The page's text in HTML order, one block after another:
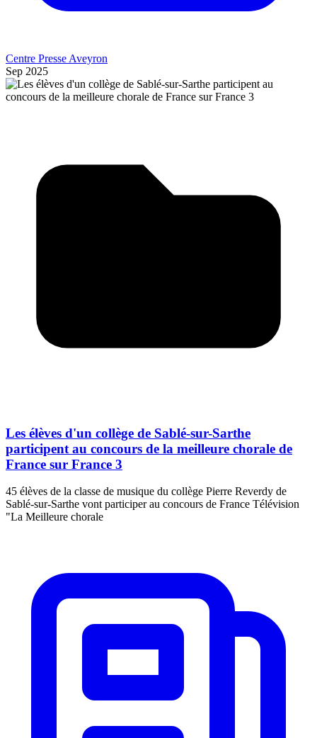
Centre Presse Aveyron
Sep 2025
Les élèves d'un collège de Sablé-sur-Sarthe
participent au concours de la meilleure chorale de
France sur France 3
45 élèves de la classe de musique du collège Pierre Reverdy de
Sablé-sur-Sarthe vont participer au concours de France Télévision
"La Meilleure chorale